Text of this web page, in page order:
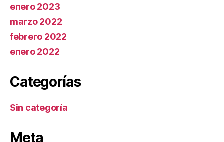
enero 2023
marzo 2022
febrero 2022
enero 2022
Categorías
Sin categoría
Meta